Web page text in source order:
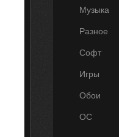
Музыка
Разное
Софт
Игры
Обои
ОС